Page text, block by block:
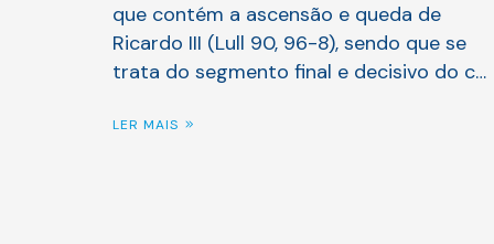
que contém a ascensão e queda de
Ricardo III (Lull 90, 96-8), sendo que se
trata do segmento final e decisivo do c…
LER MAIS